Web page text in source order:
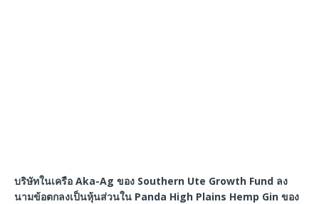
บริษัทในเครือ Aka-Ag ของ Southern Ute Growth Fund ลง
นามข้อตกลงเป็นหุ้นส่วนใน Panda High Plains Hemp Gin ของ